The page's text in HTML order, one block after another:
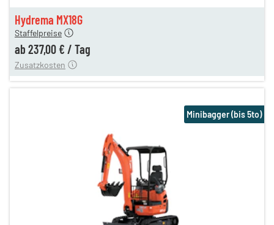
Hydrema MX18G
Staffelpreise
ab 237,00 € / Tag
12,00 €
Zusatzkosten
Minibagger (bis 5to)